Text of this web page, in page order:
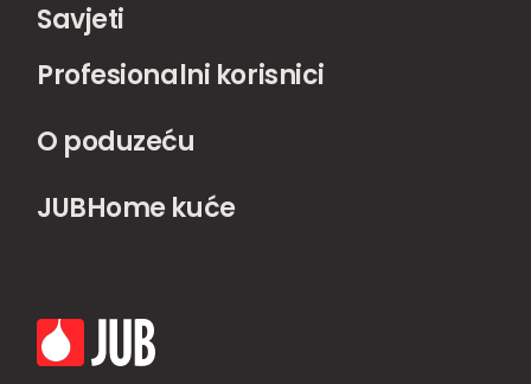
Savjeti
Profesionalni korisnici
O poduzeću
JUBHome kuće